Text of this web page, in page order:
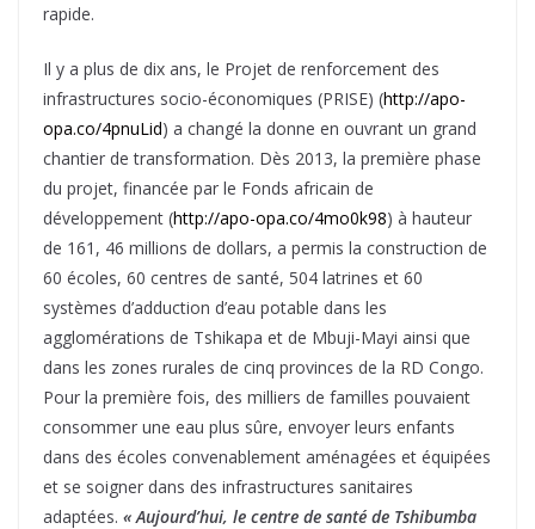
rapide.
Il y a plus de dix ans, le Projet de renforcement des
infrastructures socio-économiques (PRISE) (http://apo-
opa.co/4pnuLid) a changé la donne en ouvrant un grand
chantier de transformation. Dès 2013, la première phase
du projet, financée par le Fonds africain de
développement (http://apo-opa.co/4mo0k98) à hauteur
de 161, 46 millions de dollars, a permis la construction de
60 écoles, 60 centres de santé, 504 latrines et 60
systèmes d’adduction d’eau potable dans les
agglomérations de Tshikapa et de Mbuji-Mayi ainsi que
dans les zones rurales de cinq provinces de la RD Congo.
Pour la première fois, des milliers de familles pouvaient
consommer une eau plus sûre, envoyer leurs enfants
dans des écoles convenablement aménagées et équipées
et se soigner dans des infrastructures sanitaires
adaptées. « Aujourd’hui, le centre de santé de Tshibumba